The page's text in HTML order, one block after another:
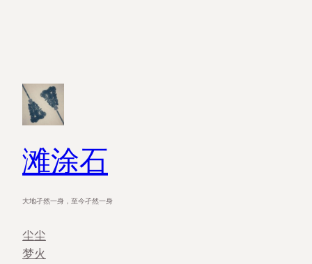
滩涂石
大地孑然一身，至今孑然一身
尘尘
梦火